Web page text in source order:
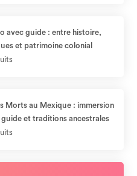
avec guide : entre histoire,
et patrimoine colonial
Morts au Mexique : immersion
et traditions ancestrales